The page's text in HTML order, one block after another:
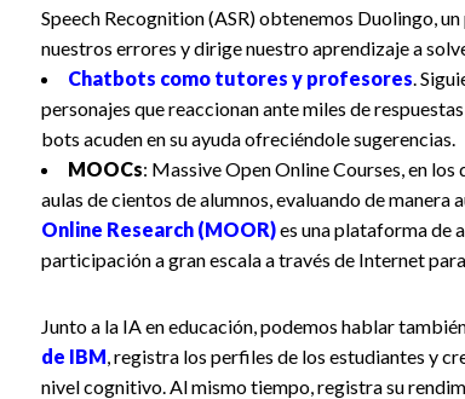
Speech Recognition (ASR) obtenemos Duolingo,
nuestros errores y dirige nuestro aprendizaje a
Chatbots como tutores y profesores .
personajes que reaccionan ante miles de
bots acuden en su ayuda ofreciéndole sugerencias.
MOOCs: Massive Open Online Courses, en
aulas de cientos de alumnos, evaluando de
Online Research (MOOR)es una plataforma de
participación a gran escala a través de Internet
Junto a la IA en educación, podemos hablar
de IBM , registra los perfiles de los estudiantes y
nivel cognitivo. Al mismo tiempo, registra su